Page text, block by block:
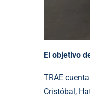
El objetivo
TRAE
Cristóbal,